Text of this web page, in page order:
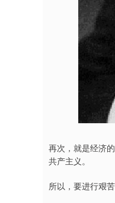
再次，就是经济
共产主义。
所以，要进行艰